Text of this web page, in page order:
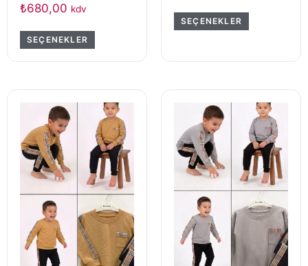
₺680,00 kdv
SEÇENEKLER
SEÇENEKLER